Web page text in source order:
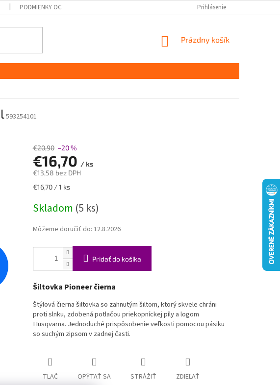
PODMIENKY OCHRANY OSOBNÝCH ÚDAJOV DOPRAVA A PLATBAPrihlásenie
NÁKUPNÝ
Prázdny košík
593254101
€20,90 –20 %
€16,70 / ks
€13,58 bez DPH
Jednotková
€16,70 / 1 ks
Skladom (5 ks)
Môžeme doručiť do: 12.8.2026
Pridať do košíka
Šiltovka Pioneer čierna
Štýlová čierna šiltovka so zahnutým šiltom, ktorý skvele chráni
proti slnku, zdobená potlačou priekopníckej píly a logom
Husqvarna. Jednoduché prispôsobenie veľkosti pomocou pásiku
so suchým zipsom v zadnej časti.
TLAČ OPÝTAŤ SA STRÁŽIŤ ZDIEĽAŤ